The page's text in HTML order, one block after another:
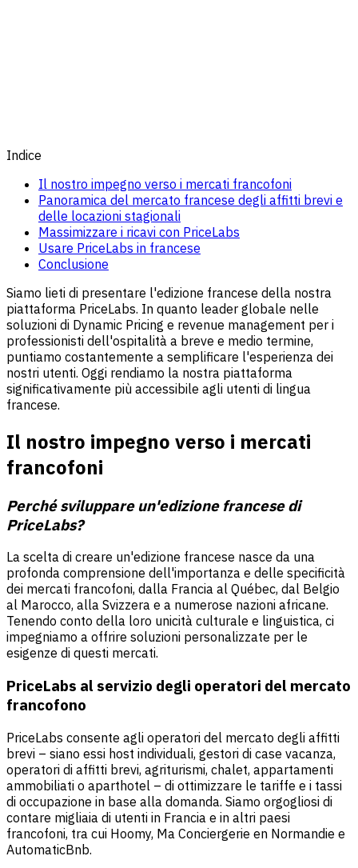
Indice
Il nostro impegno verso i mercati francofoni
Panoramica del mercato francese degli affitti brevi e
delle locazioni stagionali
Massimizzare i ricavi con PriceLabs
Usare PriceLabs in francese
Conclusione
Siamo lieti di presentare l'edizione francese della nostra
piattaforma PriceLabs. In quanto leader globale nelle
soluzioni di Dynamic Pricing e revenue management per i
professionisti dell'ospitalità a breve e medio termine,
puntiamo costantemente a semplificare l'esperienza dei
nostri utenti. Oggi rendiamo la nostra piattaforma
significativamente più accessibile agli utenti di lingua
francese.
Il nostro impegno verso i mercati
francofoni
Perché sviluppare un'edizione francese di
PriceLabs?
La scelta di creare un'edizione francese nasce da una
profonda comprensione dell'importanza e delle specificità
dei mercati francofoni, dalla Francia al Québec, dal Belgio
al Marocco, alla Svizzera e a numerose nazioni africane.
Tenendo conto della loro unicità culturale e linguistica, ci
impegniamo a offrire soluzioni personalizzate per le
esigenze di questi mercati.
PriceLabs al servizio degli operatori del mercato
francofono
PriceLabs consente agli operatori del mercato degli affitti
brevi – siano essi host individuali, gestori di case vacanza,
operatori di affitti brevi, agriturismi, chalet, appartamenti
ammobiliati o aparthotel – di ottimizzare le tariffe e i tassi
di occupazione in base alla domanda. Siamo orgogliosi di
contare migliaia di utenti in Francia e in altri paesi
francofoni, tra cui Hoomy, Ma Conciergerie en Normandie e
AutomaticBnb.